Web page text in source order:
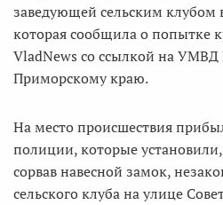
заведующей сельским клубом
которая сообщила о попытке
VladNews со ссылкой на УМВД
Приморскому краю.
На место происшествия
полиции, которые
сорвав навесной замок,
сельского клуба на улице